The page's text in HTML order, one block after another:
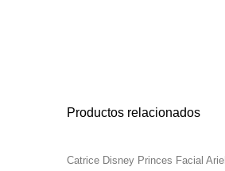
Productos relacionados
Catrice Disney Princes Facial Ariel